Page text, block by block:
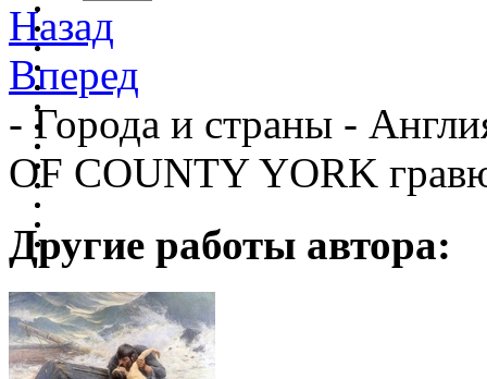
Назад
Вперед
- Города и страны -
OF COUNTY YORK
Другие работы автора: